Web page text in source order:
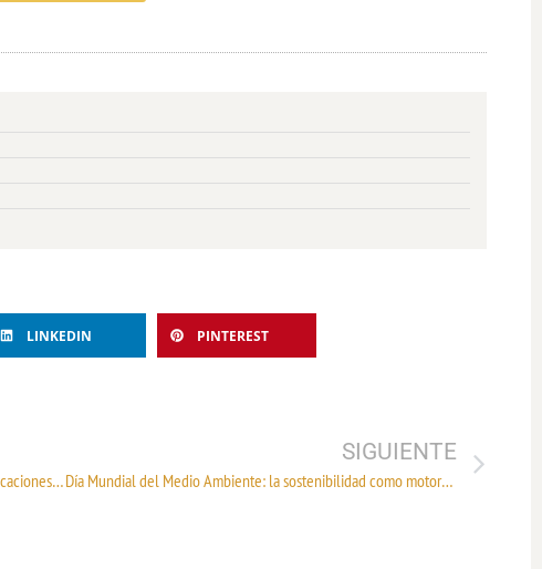
LINKEDIN PINTEREST
ANEXOS 5, 22 y 29 de la Primera Resolución de Modificaciones a las Reglas Generales de Comercio Exterior para 2026, publicada el 14 de mayo de 2026.
SIGUIENTE
Día Mundial del Medio Ambiente: la sostenibilidad como motor de competitividad para la Industria Textil mexicana